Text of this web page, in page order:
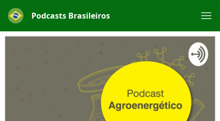
Podcasts Brasileiros